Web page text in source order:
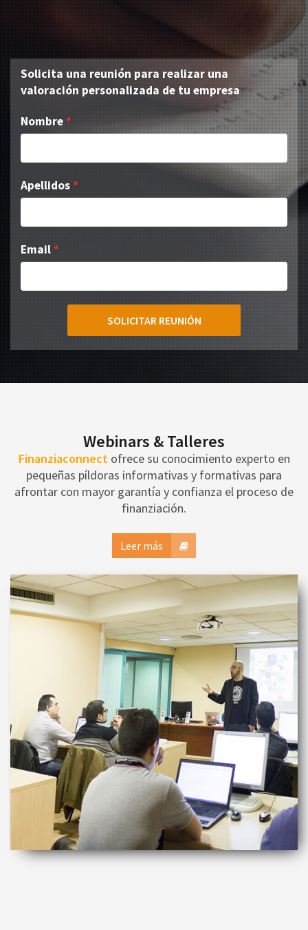
Solicita una reunión para realizar una
valoración personalizada de tu empresa
Nombre
Apellidos
Email
SOLICITAR REUNIÓN
Webinars & Talleres
Finanziaconnectofrece su conocimiento experto en
pequeñas píldoras informativas y formativas para
afrontar con mayor garantía y confianza el proceso de
finanziación.
Leer más